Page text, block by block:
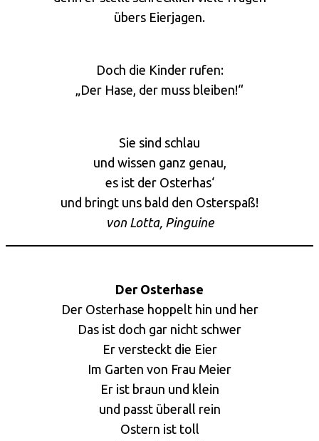
übers Eierjagen.
Doch die Kinder rufen:
„Der Hase, der muss bleiben!“
Sie sind schlau
und wissen ganz genau,
es ist der Osterhas‘
und bringt uns bald den Osterspaß!
von Lotta, Pinguine
Der Osterhase
Der Osterhase hoppelt hin und her
Das ist doch gar nicht schwer
Er versteckt die Eier
Im Garten von Frau Meier
Er ist braun und klein
und passt überall rein
Ostern ist toll